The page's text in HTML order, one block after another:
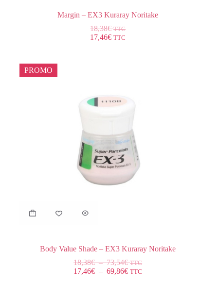
Margin – EX3 Kuraray Noritake
18,38€ TTC
17,46€ TTC
PROMO
Body Value Shade – EX3 Kuraray Noritake
18,38€ – 73,54€ TTC
17,46€ – 69,86€ TTC